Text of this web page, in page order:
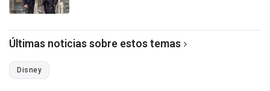
Últimas noticias sobre estos temas
Disney